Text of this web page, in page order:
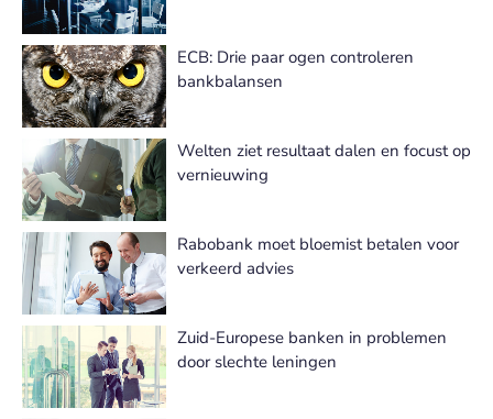
ECB: Drie paar ogen controleren
bankbalansen
Welten ziet resultaat dalen en focust op
vernieuwing
Rabobank moet bloemist betalen voor
verkeerd advies
Zuid-Europese banken in problemen
door slechte leningen